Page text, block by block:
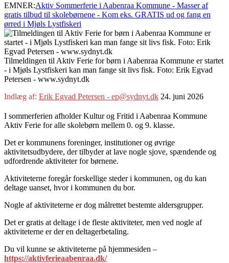
EMNER:Aktiv Sommerferie i Aabenraa Kommune - Masser af
gratis tilbud til skolebørnene - Kom eks. GRATIS ud og fang en
ørred i Mjøls Lystfiskeri
Tilmeldingen til Aktiv Ferie for børn i Aabenraa Kommune er startet
- i Mjøls Lystfiskeri kan man fange sit livs fisk. Foto: Erik Egvad
Petersen - www.sydnyt.dk
Indlæg af: Erik Egvad Petersen - ep@sydnyt.dk 24. juni 2026
I sommerferien afholder Kultur og Fritid i Aabenraa Kommune
Aktiv Ferie for alle skolebørn mellem 0. og 9. klasse.
Det er kommunens foreninger, institutioner og øvrige
aktivitetsudbydere, der tilbyder at lave nogle sjove, spændende og
udfordrende aktiviteter for børnene.
Aktiviteterne foregår forskellige steder i kommunen, og du kan
deltage uanset, hvor i kommunen du bor.
Nogle af aktiviteterne er dog målrettet bestemte aldersgrupper.
Det er gratis at deltage i de fleste aktiviteter, men ved nogle af
aktiviteterne er der en deltagerbetaling.
Du vil kunne se aktiviteterne på hjemmesiden –
https://aktivferieaabenraa.dk/